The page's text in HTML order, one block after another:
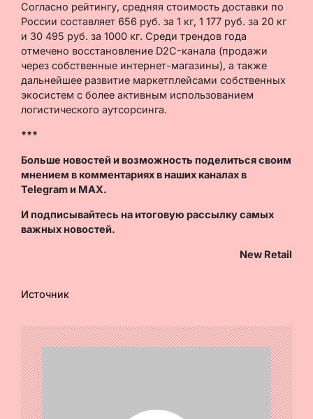
Согласно рейтингу, средняя стоимость доставки по
России составляет 656 руб. за 1 кг, 1 177 руб. за 20 кг
и 30 495 руб. за 1000 кг. Среди трендов года
отмечено восстановление D2C-канала (продажи
через собственные интернет-магазины), а также
дальнейшее развитие маркетплейсами собственных
экосистем с более активным использованием
логистического аутсорсинга.
***
Больше новостей и возможность поделиться своим
мнением в комментариях в наших каналах в
Telegram и MAX.
И подписывайтесь на итоговую рассылку самых
важных новостей.
New Retail
Источник